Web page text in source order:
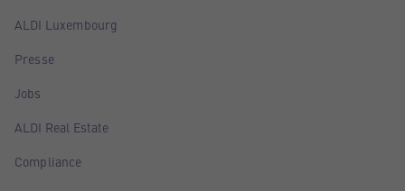
ALDI Luxembourg
Presse
Jobs
ALDI Real Estate
Compliance